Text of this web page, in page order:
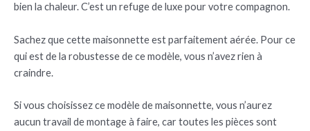
bien la chaleur. C’est un refuge de luxe pour votre compagnon.
Sachez que cette maisonnette est parfaitement aérée. Pour ce
qui est de la robustesse de ce modèle, vous n’avez rien à
craindre.
Si vous choisissez ce modèle de maisonnette, vous n’aurez
aucun travail de montage à faire, car toutes les pièces sont